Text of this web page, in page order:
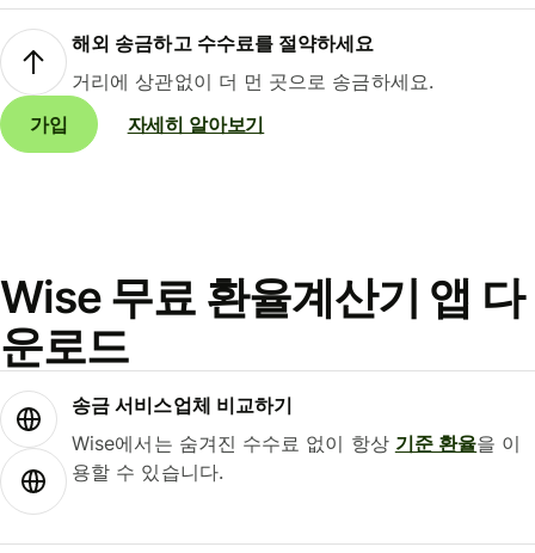
해외 송금하고 수수료를 절약하세요
거리에 상관없이 더 먼 곳으로 송금하세요.
가입
자세히 알아보기
Wise 무료 환율계산기 앱 다
운로드
송금 서비스업체 비교하기
Wise에서는 숨겨진 수수료 없이 항상 기준 환율을 이
용할 수 있습니다.